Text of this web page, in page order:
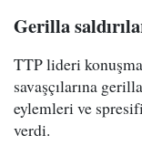
Gerilla
TTP lideri
savaşçılarına
eylemleri ve
verdi.